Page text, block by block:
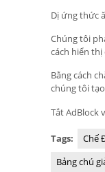
Dị ứng thức
Chúng tôi
cách hiển thị
Bằng cách
chúng tôi
Tắt AdBlock
Tags:
Chế
Bảng chú